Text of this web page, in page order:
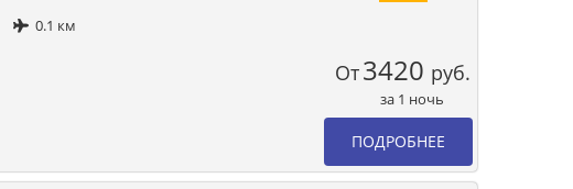
0.1 км
От3420 руб.
за 1 ночь
ПОДРОБНЕЕ